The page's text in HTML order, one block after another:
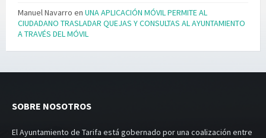
Manuel Navarro en UNA APLICACIÓN MÓVIL PERMITE AL
CIUDADANO TRASLADAR QUEJAS Y CONSULTAS AL AYUNTAMIENTO
A TRAVÉS DEL MÓVIL
SOBRE NOSOTROS
El Ayuntamiento de Tarifa está gobernado por una coalización entre